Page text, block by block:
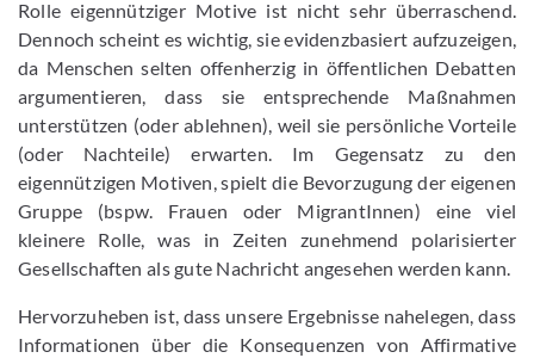
Rolle eigennütziger Motive ist nicht sehr überraschend.
Dennoch scheint es wichtig, sie evidenzbasiert aufzuzeigen,
da Menschen selten offenherzig in öffentlichen Debatten
argumentieren, dass sie entsprechende Maßnahmen
unterstützen (oder ablehnen), weil sie persönliche Vorteile
(oder Nachteile) erwarten. Im Gegensatz zu den
eigennützigen Motiven, spielt die Bevorzugung der eigenen
Gruppe (bspw. Frauen oder MigrantInnen) eine viel
kleinere Rolle, was in Zeiten zunehmend polarisierter
Gesellschaften als gute Nachricht angesehen werden kann.
Hervorzuheben ist, dass unsere Ergebnisse nahelegen, dass
Informationen über die Konsequenzen von Affirmative